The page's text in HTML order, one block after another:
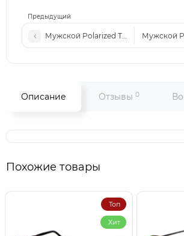
Предыдущий
Мужской Polarized TH 1722 c5Мужской
Описание Отзывы 0
Похожие товары
Топ
Хит